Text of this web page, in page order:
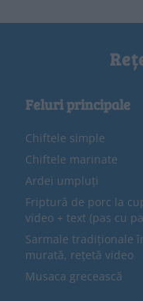
Feluri principale
Chiftele simple
Chiftele marinate
Ardei umpluți
Friptură de porc la
video + text (pas cu
Sarmale tradiționale
murată, rețetă video
Musaca grecească